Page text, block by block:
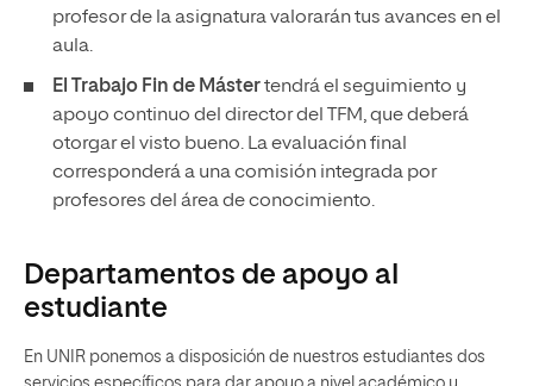
profesor de la asignatura valorarán tus avances en el
aula.
El Trabajo Fin de Mástertendrá el seguimiento y
apoyo continuo del director del TFM, que deberá
otorgar el visto bueno. La evaluación final
corresponderá a una comisión integrada por
profesores del área de conocimiento.
Departamentos de apoyo al
estudiante
En UNIR ponemos a disposición de nuestros estudiantes dos